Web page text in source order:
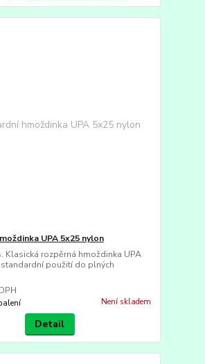
UPA 5x25 nylon
Klasická rozpěrná hmoždinka UPA
použití do plných
Není skladem
Detail